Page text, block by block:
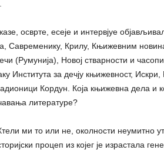
осврте, есеје и интервјуе
Савременику, Крилу, Књижевним
(Румунија), Новој стварности и
Института за дечју књижевност, Искри,
Кордун. Која књижевна дела и
литературе?
ми то или не, околности неумитно
процеп из којег је израстала